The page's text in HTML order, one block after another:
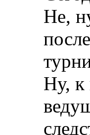
Не,
Ну, к